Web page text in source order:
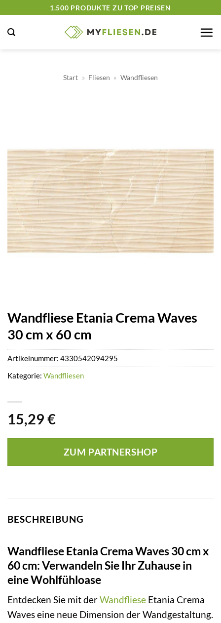
springen
1.500 PRODUKTE ZU TOP PREISEN
Start » Fliesen » Wandfliesen
Wandfliese Etania Crema Waves
30 cm x 60 cm
15,29 €
ZUM PARTNERSHOP
Artikelnummer: 4330542094295
Kategorie: Wandfliesen
BESCHREIBUNG
Wandfliese Etania Crema Waves 30 cm x
60 cm: Verwandeln Sie Ihr Zuhause in
eine Wohlfühloase
Entdecken Sie mit derWandfliese Etania Crema
Waves eine neue Dimension der Wandgestaltung.